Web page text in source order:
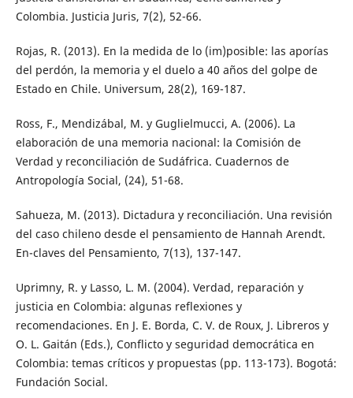
Colombia. Justicia Juris, 7(2), 52-66.
Rojas, R. (2013). En la medida de lo (im)posible: las aporías
del perdón, la memoria y el duelo a 40 años del golpe de
Estado en Chile. Universum, 28(2), 169-187.
Ross, F., Mendizábal, M. y Guglielmucci, A. (2006). La
elaboración de una memoria nacional: la Comisión de
Verdad y reconciliación de Sudáfrica. Cuadernos de
Antropología Social, (24), 51-68.
Sahueza, M. (2013). Dictadura y reconciliación. Una revisión
del caso chileno desde el pensamiento de Hannah Arendt.
En-claves del Pensamiento, 7(13), 137-147.
Uprimny, R. y Lasso, L. M. (2004). Verdad, reparación y
justicia en Colombia: algunas reflexiones y
recomendaciones. En J. E. Borda, C. V. de Roux, J. Libreros y
O. L. Gaitán (Eds.), Conflicto y seguridad democrática en
Colombia: temas críticos y propuestas (pp. 113-173). Bogotá:
Fundación Social.